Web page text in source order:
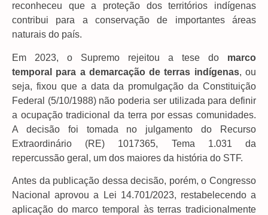
reconheceu que a proteção dos territórios indígenas
contribui para a conservação de importantes áreas
naturais do país.
Em 2023, o Supremo rejeitou a tese do marco
temporal
para a demarcação de terras indígenas, ou
seja, fixou que a data da promulgação da Constituição
Federal (5/10/1988) não poderia ser utilizada para definir
a ocupação tradicional da terra por essas comunidades.
A decisão foi tomada no julgamento do Recurso
Extraordinário (RE) 1017365, Tema 1.031 da
repercussão geral, um dos maiores da história do STF.
Antes da publicação dessa decisão, porém, o Congresso
Nacional aprovou a Lei 14.701/2023, restabelecendo a
aplicação do marco temporal às terras tradicionalmente